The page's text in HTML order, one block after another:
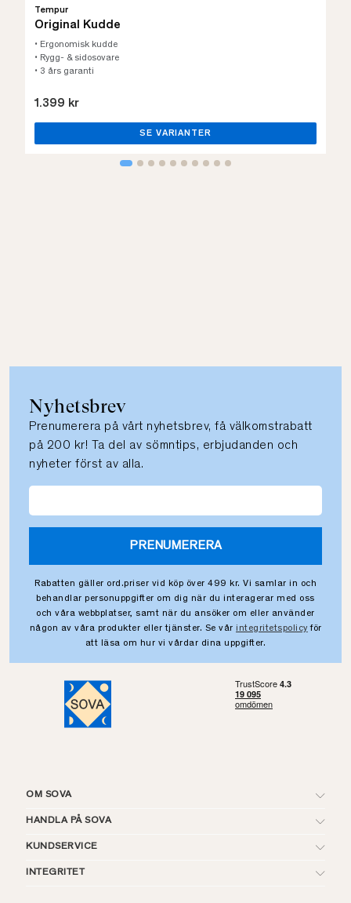
Tempur
Original Kudde
• Ergonomisk kudde
• Rygg- & sidosovare
• 3 års garanti
1.399 kr
SE VARIANTER
Nyhetsbrev
Prenumerera på vårt nyhetsbrev, få välkomstrabatt
på 200 kr! Ta del av sömntips, erbjudanden och
nyheter först av alla.
PRENUMERERA
Rabatten gäller ord.priser vid köp över 499 kr. Vi samlar in och
behandlar personuppgifter om dig när du interagerar med oss
och våra webbplatser, samt när du ansöker om eller använder
någon av våra produkter eller tjänster. Se vår integritetspolicy för
att läsa om hur vi vårdar dina uppgifter.
OM SOVA
HANDLA PÅ SOVA
KUNDSERVICE
INTEGRITET